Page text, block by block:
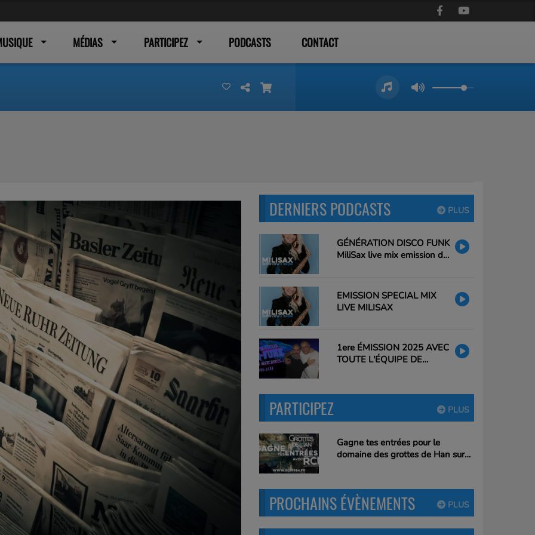
MÉDIAS PARTICIPEZ PODCASTS CONTACT
PLUS
DERNIERS PODCASTS
GÉNÉRATION DISCO FUNK
MiliSax live mix emission du
EMISSION SPECIAL MIX
LIVE MILISAX
1ere ÉMISSION 2025 AVEC
TOUTE L'ÉQUIPE DE
PLUS
PARTICIPEZ
Gagne tes entrées pour le
domaine des grottes de Han sur
PLUS
PROCHAINS ÉVÈNEMENTS